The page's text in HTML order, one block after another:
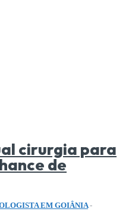
cirurgia para
de
EM GOIÂNIA -